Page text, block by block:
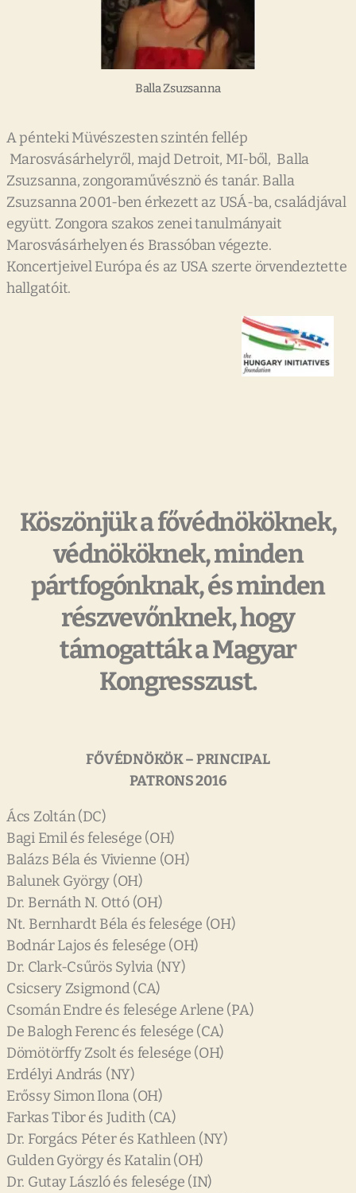
Balla Zsuzsanna
A pénteki Müvészesten szintén fellép
Marosvásárhelyről, majd Detroit, MI-ből, Balla
Zsuzsanna, zongoraművésznö és tanár. Balla
Zsuzsanna 2001-ben érkezett az USÁ-ba, családjával
együtt. Zongora szakos zenei tanulmányait
Marosvásárhelyen és Brassóban végezte.
Koncertjeivel Európa és az USA szerte örvendeztette
hallgatóit.
Köszönjük a fővédnököknek,
védnököknek, minden
pártfogónknak, és minden
részvevőnknek, hogy
támogatták a Magyar
Kongresszust.
FŐVÉDNÖKÖK – PRINCIPAL
PATRONS 2016
Ács Zoltán (DC)
Bagi Emil és felesége (OH)
Balázs Béla és Vivienne (OH)
Balunek György (OH)
Dr. Bernáth N. Ottó (OH)
Nt. Bernhardt Béla és felesége (OH)
Bodnár Lajos és felesége (OH)
Dr. Clark-Csűrös Sylvia (NY)
Csicsery Zsigmond (CA)
Csomán Endre és felesége Arlene (PA)
De Balogh Ferenc és felesége (CA)
Dömötörffy Zsolt és felesége (OH)
Erdélyi András (NY)
Erőssy Simon Ilona (OH)
Farkas Tibor és Judith (CA)
Dr. Forgács Péter és Kathleen (NY)
Gulden György és Katalin (OH)
Dr. Gutay László és felesége (IN)